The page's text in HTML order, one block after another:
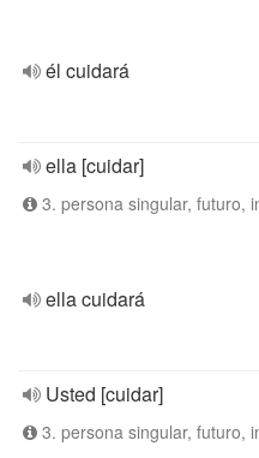
él cuidará
ella [cuidar]
3. persona singular, futuro,
ella cuidará
Usted [cuidar]
3. persona singular, futuro,